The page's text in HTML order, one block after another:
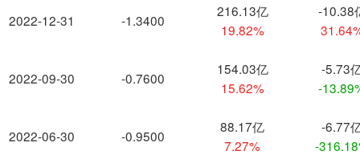
2022-12-31
2022-09-30
2022-06-30
-1.3400
216.13亿
19.82%
-10.38
-0.7600
154.03亿
15.62%
-5.73
-
-0.9500
88.17亿
7.27%
-6.77
-